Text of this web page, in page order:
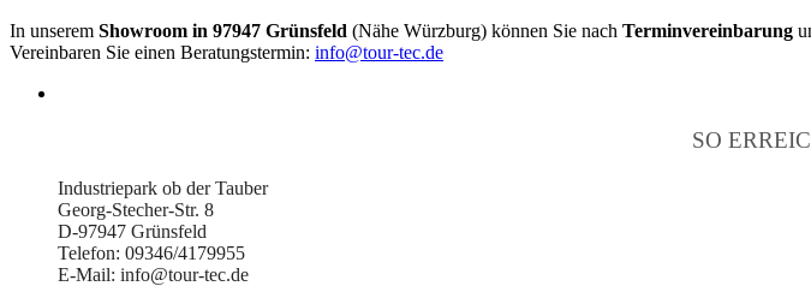
In unserem Showroom in 97947 Grünsfeld (Nähe Würzburg) können Sie nach Terminvereinbarung
Vereinbaren Sie einen Beratungstermin: info@tour-tec.de
SO
Industriepark ob der Tauber
Georg-Stecher-Str. 8
D-97947 Grünsfeld
Telefon: 09346/4179955
E-Mail: info@tour-tec.de